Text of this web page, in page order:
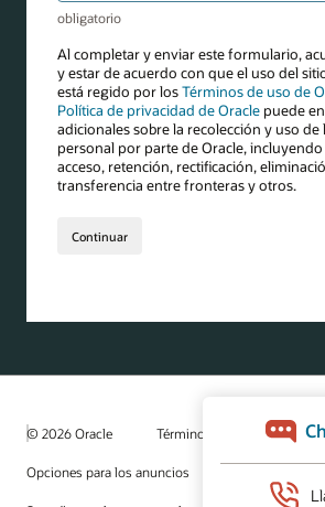
© 2026 Oracle Términos de uso y
Opciones para los anuncios